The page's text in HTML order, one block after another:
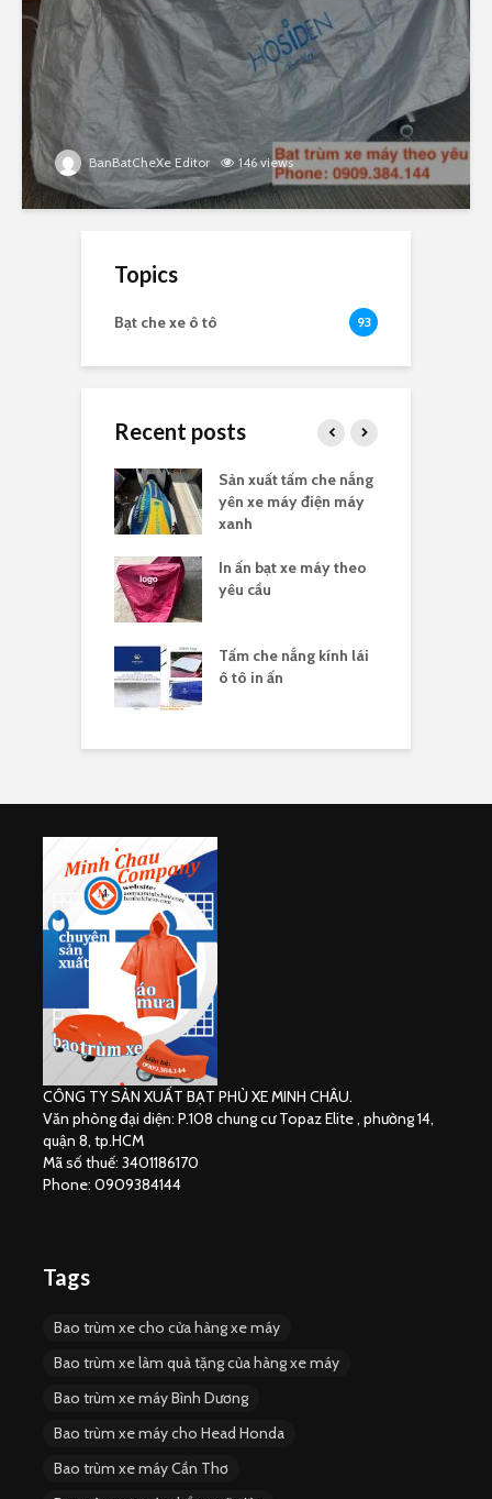
BanBatCheXe Editor 146 views
Topics
Bạt che xe ô tô 93
Recent posts
Sản xuất tấm che nắng
yên xe máy điện máy
xanh
In ấn bạt xe máy theo
yêu cầu
Tấm che nắng kính lái
ô tô in ấn
CÔNG TY SẢN XUẤT BẠT PHỦ XE MINH CHÂU.
Văn phòng đại diện: P.108 chung cư Topaz Elite , phường 14,
quận 8, tp.HCM
Mã số thuế: 3401186170
Phone: 0909384144
Tags
Bao trùm xe cho cửa hàng xe máy
Bao trùm xe làm quà tặng của hàng xe máy
Bao trùm xe máy Bình Dương
Bao trùm xe máy cho Head Honda
Bao trùm xe máy Cần Thơ